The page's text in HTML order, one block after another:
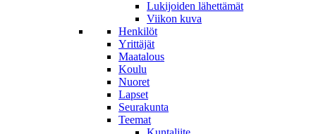
Lukijoiden lähettämät
Viikon kuva
Henkilöt
Yrittäjät
Maatalous
Koulu
Nuoret
Lapset
Seurakunta
Teemat